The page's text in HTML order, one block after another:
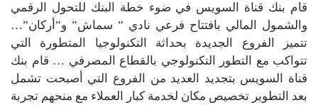
قام بنك قناة السويس في ضوء خطة البنك للتحول الرقمي
والشمول المالي بافتتاح فرعي نادي ” سماش” و”أركان”…
تتميز الفروع الجديدة بحداثة التكنولوجيا المتطورة التي
تتواكب مع التطور التكنولوجي بالقطاع المصرفي … قام بنك
قناة السويس بتجديد العديد من الفروع التي أصبحت تشمل
بعد التطوير تخصيص مكان لخدمة كبار العملاء مع منحهم تجربة